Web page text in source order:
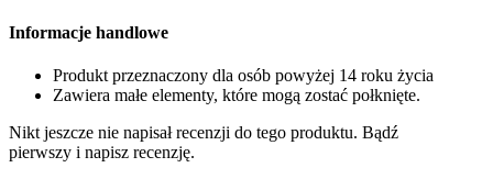
Informacje handlowe
Produkt przeznaczony dla osób powyżej 14 roku życia
Zawiera małe elementy, które mogą zostać połknięte.
Nikt jeszcze nie napisał recenzji do tego produktu. Bądź
pierwszy i napisz recenzję.